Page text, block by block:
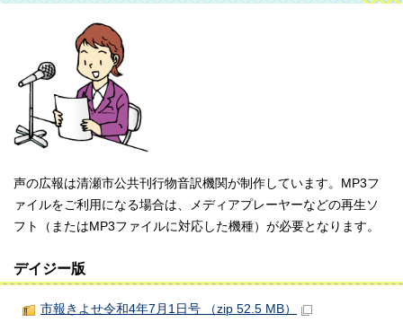
声の広報は清瀬市公共刊行物音訳機関が制作しています。MP3フ
ァイルをご利用になる場合は、メディアプレーヤーなどの再生ソ
フト（またはMP3ファイルに対応した機種）が必要となります。
デイジー版
市報きよせ令和4年7月1日号 （zip 52.5 MB）